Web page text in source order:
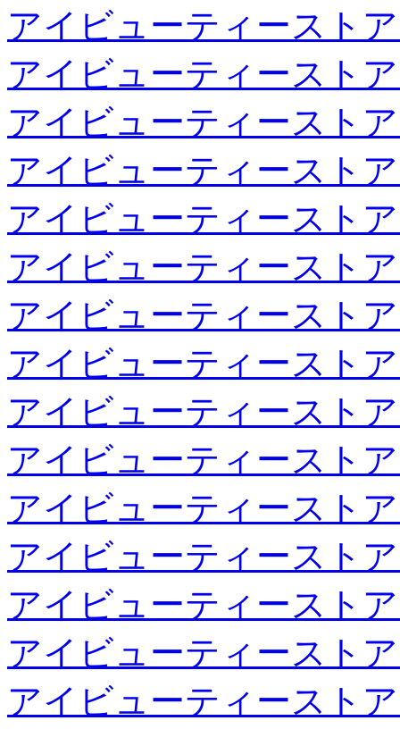
アイビューティースト
アイビューティースト
アイビューティースト
アイビューティースト
アイビューティースト
アイビューティースト
アイビューティースト
アイビューティースト
アイビューティースト
アイビューティースト
アイビューティースト
アイビューティースト
アイビューティースト
アイビューティースト
アイビューティースト